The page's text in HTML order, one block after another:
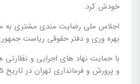
خودش کرد.
اجلاس ملی رضایت مندی مشتری به
بهره وری و دفتر حقوقی ریاست
با حمایت نهاد های اجرایی و
و پرورش و فرمانداری تهران در تاریخ 25 خرداد